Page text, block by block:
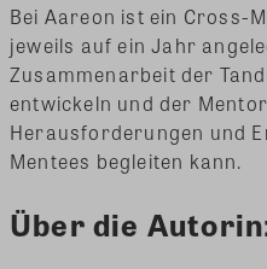
Bei Aareon ist ein Cross-
jeweils auf ein Jahr
Zusammenarbeit der
entwickeln und der
Herausforderungen und
Mentees begleiten kann.
Über die